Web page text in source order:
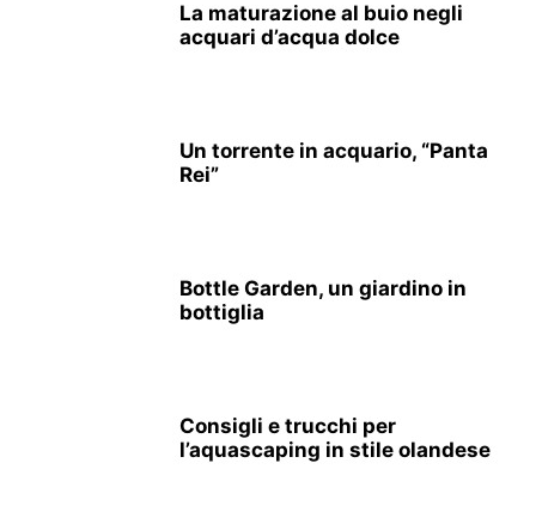
La maturazione al buio negli
acquari d’acqua dolce
Un torrente in acquario, “Panta
Rei”
Bottle Garden, un giardino in
bottiglia
Consigli e trucchi per
l’aquascaping in stile olandese